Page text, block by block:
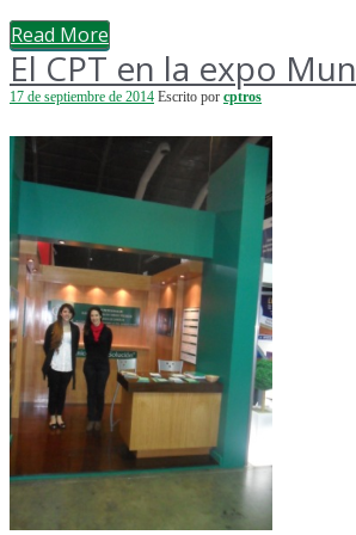
Read More
El CPT en la expo
17 de septiembre de 2014 Escrito por cptros